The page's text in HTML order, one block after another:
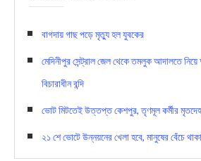
বাগদায় গাছ পড়ে মৃত্যু হল যুবকের
মেদিনীপুর সেন্ট্রাল জেল থেকে তমলুক আদালতে
বিচারাধীন বন্দি
ভোট মিটতেই উত্তপ্ত কেশপুর, তৃণমূল কর্মীর
২১ শে ভোটে উন্নয়নের খেলা হবে, মানুষের বেঁচে